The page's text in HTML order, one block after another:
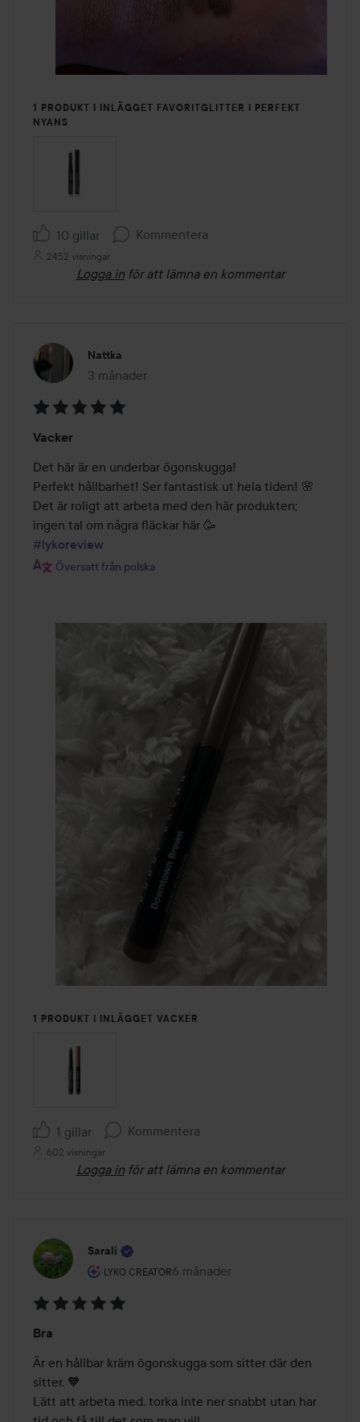
1 PRODUKT I INLÄGGET FAVORITGLITTER I PERFEKT
NYANS
10 gillar Kommentera
2452 visningar
Logga in för att lämna en kommentar
Nattka
3 månader
Inlägget skapades 3 månader
5
av
5
Vacker
Det här är en underbar ögonskugga!
Perfekt hållbarhet! Ser fantastisk ut hela tiden! 🌸
Det är roligt att arbeta med den här produkten;
#lykoreview
Översatt från polska
1 PRODUKT I INLÄGGET VACKER
1 gillar Kommentera
602 visningar
Logga in för att lämna en kommentar
Sarali
LYKO CREATOR
Användarens roll: Lyko Creator.
6 månader
Inlägget skapades 6 månader
5
av
5
Bra
Är en hållbar kräm ögonskugga som sitter där den
sitter. 🧡
Lätt att arbeta med, torka inte ner snabbt utan har